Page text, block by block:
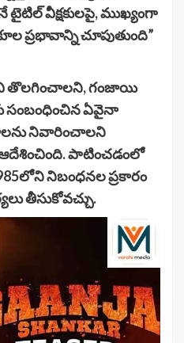
టైటిల్ వీక్షకులపై, ముఖ్యంగా
ప్రభావాన్ని చూపుతుంది”
తొలగించాలని, గంజాయి
సంబంధించిన ఏవైనా
నివారించాలని
ఆదేశించింది. పాటించడంలో
నిబంధనల ప్రకారం
తీసుకోవచ్చు.